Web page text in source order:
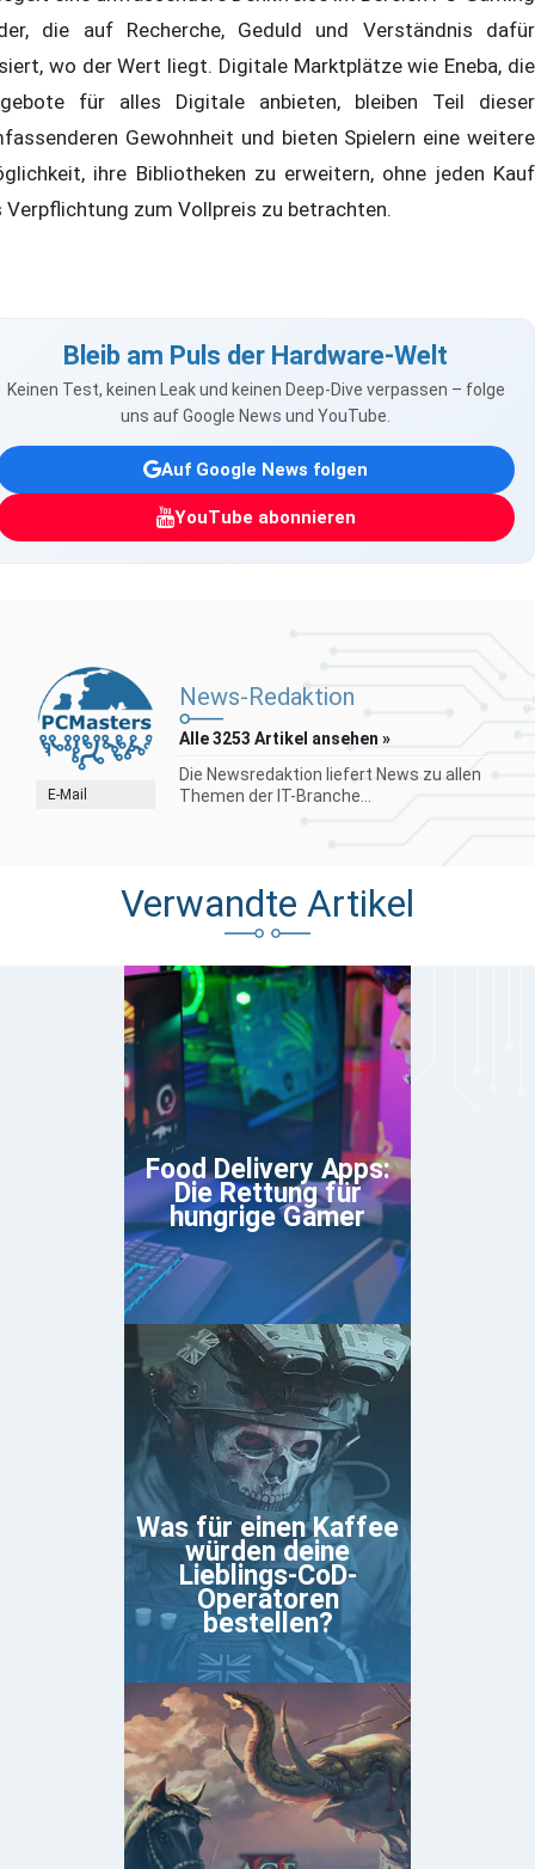
die auf Recherche, Geduld und Verständnis dafür
wo der Wert liegt. Digitale Marktplätze wie Eneba, die
für alles Digitale anbieten, bleiben Teil dieser
Gewohnheit und bieten Spielern eine weitere
ihre Bibliotheken zu erweitern, ohne jeden Kauf
Verpflichtung zum Vollpreis zu betrachten.
Bleib am Puls der Hardware-Welt
Keinen Test, keinen Leak und keinen Deep-Dive verpassen – folge
uns auf Google News und YouTube.
Auf Google News folgen
YouTube abonnieren
E-Mail
News-Redaktion
Alle 3253 Artikel ansehen »
Die Newsredaktion liefert News zu allen
Themen der IT-Branche...
Verwandte Artikel
Food Delivery Apps:
Die Rettung für
hungrige Gamer
Was für einen Kaffee
würden deine
Lieblings-CoD-
Operatoren
bestellen?